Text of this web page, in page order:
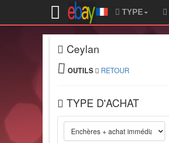
TYPE
Ceylan
OUTILS RETOUR
TYPE D'ACHAT